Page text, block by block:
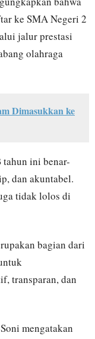
ke SMA Negeri 2
jalur prestasi
olahraga
Dimasukkan ke
tahun ini benar-
dan akuntabel.
tidak lolos di
bagian dari
transparan, dan
mengatakan